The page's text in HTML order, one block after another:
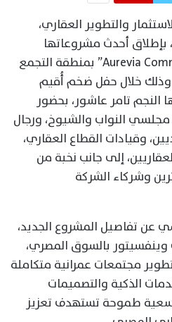
والتطوير العقاري،
بإطلاق أحدث مشروعاتها
السكنية المتكاملة “Aurevia Community” بمنطقة التجمع
وذلك خلال حفل ضخم أُقيم
النجم تامر عاشور، بحضور
النواب والشيوخ، ورجال
وقيادات القطاع العقاري،
إلى جانب نخبة من
وشركاء الشركة
تفاصيل المشروع الجديد،
بالسوق المصري،
مجتمعات عمرانية متكاملة
الذكية والتصميمات
طموحة تستهدف تعزيز